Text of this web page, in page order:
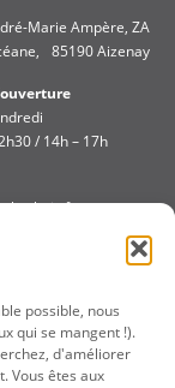
possible, nous
qui se mangent !).
d'améliorer
Vous êtes aux
Marie Ampère, ZA
85190 Aizenay
/ 14h – 17h
bois.fr
DEVIS